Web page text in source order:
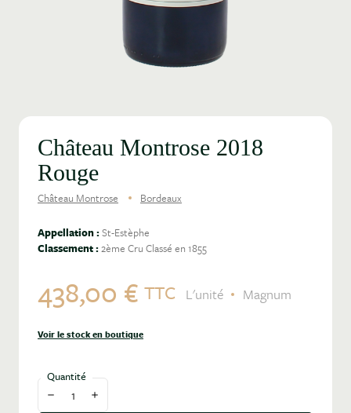
Château Montrose 2018
Rouge
Château Montrose Bordeaux
Appellation :St-Estèphe
Classement :2ème Cru Classé en 1855
438,00 € TTC L'unité Magnum
Voir le stock en boutique
Quantité
Diminuer la quantité
Augmenter la quantité